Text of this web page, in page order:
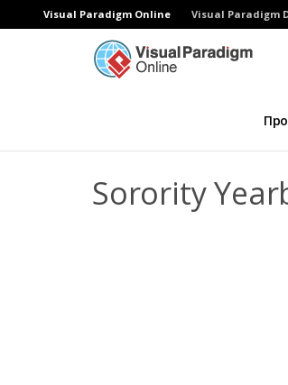
Visual Paradigm Online Visual Paradigm
Sorority